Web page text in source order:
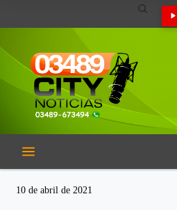
10 de abril de 2021